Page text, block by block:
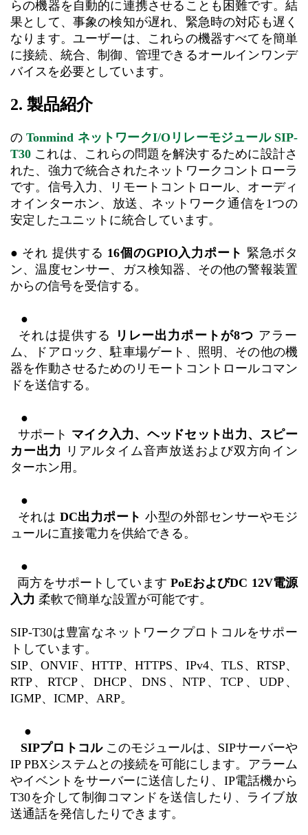
らの機器を自動的に連携させることも困難です。結
果として、事象の検知が遅れ、緊急時の対応も遅く
なります。ユーザーは、これらの機器すべてを簡単
に接続、統合、制御、管理できるオールインワンデ
バイスを必要としています。
2. 製品紹介
のTonmind ネットワークI/Oリレーモジュール SIP-
T30 これは、これらの問題を解決するために設計さ
れた、強力で統合されたネットワークコントローラ
です。信号入力、リモートコントロール、オーディ
オインターホン、放送、ネットワーク通信を1つの
安定したユニットに統合しています。
● それ 提供する 16個のGPIO入力ポート 緊急ボタ
ン、温度センサー、ガス検知器、その他の警報装置
からの信号を受信する。
それは提供する
リレー出力ポートが8つ アラー
ム、ドアロック、駐車場ゲート、照明、その他の機
器を作動させるためのリモートコントロールコマン
ドを送信する。
サポート マイク入力、ヘッドセット出力、スピー
カー出力
リアルタイム音声放送および双方向イン
ターホン用。
それは DC出力ポート小型の外部センサーやモジ
ュールに直接電力を供給できる。
両方をサポートしています PoEおよびDC 12V電源
入力 柔軟で簡単な設置が可能です。
SIP-T30は豊富なネットワークプロトコルをサポー
トしています。
SIP、ONVIF、HTTP、HTTPS、IPv4、TLS、RTSP、
RTP、RTCP、DHCP、DNS、NTP、TCP、UDP、
IGMP、ICMP、ARP。
SIPプロトコル このモジュールは、SIPサーバーや
IP PBXシステムとの接続を可能にします。アラーム
やイベントをサーバーに送信したり、IP電話機から
T30を介して制御コマンドを送信したり、ライブ放
送通話を発信したりできます。